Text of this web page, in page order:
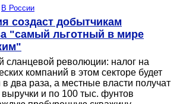
В России
создаст добытчикам
"самый льготный в мире
сланцевой революции: налог на
компаний в этом секторе будет
два раза, а местные власти получат
и по 100 тыс. фунтов